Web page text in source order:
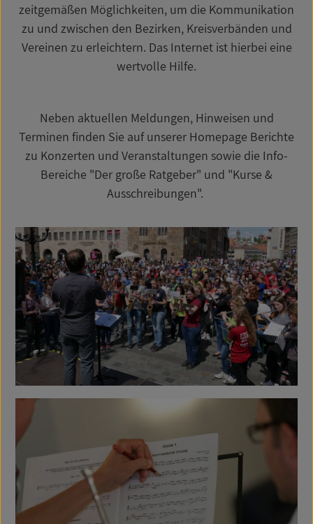
zeitgemäßen Möglichkeiten, um die Kommunikation
zu und zwischen den Bezirken, Kreisverbänden und
Vereinen zu erleichtern. Das Internet ist hierbei eine
wertvolle Hilfe.
Neben aktuellen Meldungen, Hinweisen und
Terminen finden Sie auf unserer Homepage Berichte
zu Konzerten und Veranstaltungen sowie die Info-
Bereiche "Der große Ratgeber" und "Kurse &
Ausschreibungen".